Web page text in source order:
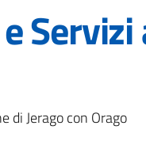
di Jerago con Orago